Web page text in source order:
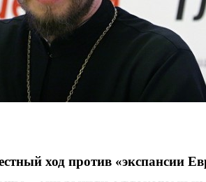
ход против «экспансии